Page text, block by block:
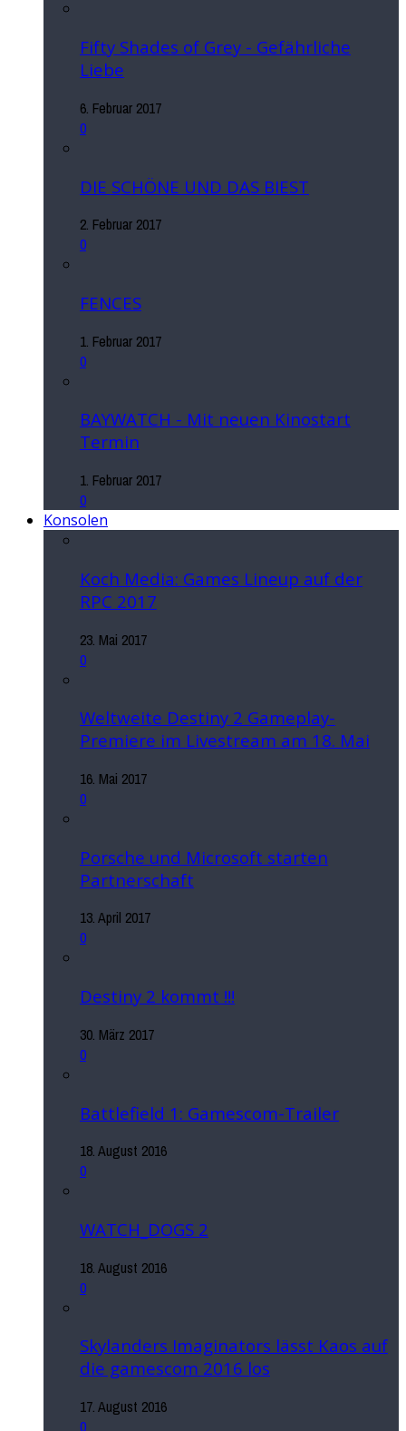
Fifty Shades of Grey - Gefährliche
Liebe
6. Februar 2017
0
DIE SCHÖNE UND DAS BIEST
2. Februar 2017
0
FENCES
1. Februar 2017
0
BAYWATCH - Mit neuen Kinostart
Termin
1. Februar 2017
0
Konsolen
Koch Media: Games Lineup auf der
RPC 2017
23. Mai 2017
0
Weltweite Destiny 2 Gameplay-
Premiere im Livestream am 18. Mai
16. Mai 2017
0
Porsche und Microsoft starten
Partnerschaft
13. April 2017
0
Destiny 2 kommt !!!
30. März 2017
0
Battlefield 1: Gamescom-Trailer
18. August 2016
0
WATCH_DOGS 2
18. August 2016
0
Skylanders Imaginators lässt Kaos auf
die gamescom 2016 los
17. August 2016
0